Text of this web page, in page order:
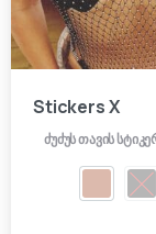
Stickers X
ძუძუს თავის